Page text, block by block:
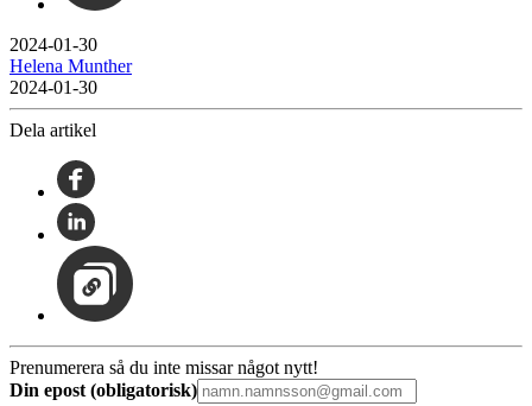
2024-01-30
Helena Munther
2024-01-30
Dela artikel
Prenumerera så du inte missar något nytt!
Din epost (obligatorisk)